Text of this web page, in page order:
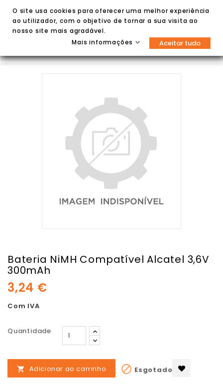

Bateria NiMH Compatível Alcatel 3,6V
300mAh
3,24 €
Com IVA
Quantidade
 Adicionar ao carrinho  Esgotado
O site usa cookies para oferecer uma melhor experiência
ao utilizador, com o objetivo de tornar a sua visita ao
nosso site mais agradável.
Mais informações
Aceitar tudo